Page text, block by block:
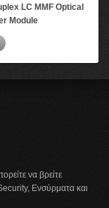
LC MMF Optical
Module
να βρείτε
Ενσύρματα και